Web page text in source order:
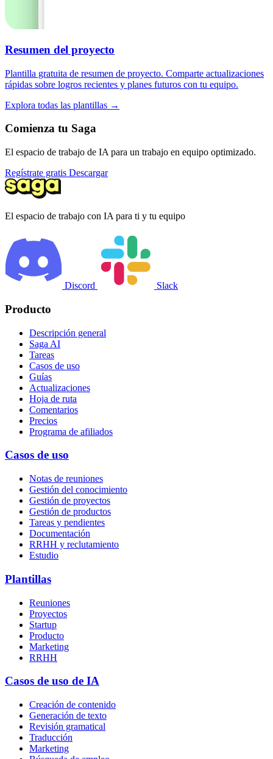
Resumen del proyecto
Plantilla gratuita de resumen de proyecto. Comparte actualizaciones
rápidas sobre logros recientes y planes futuros con tu equipo.
Explora todas las plantillas →
Comienza tu Saga
El espacio de trabajo de IA para un trabajo en equipo optimizado.
Regístrate gratis Descargar
El espacio de trabajo con IA para ti y tu equipo
Discord Slack
Producto
Descripción general
Saga AI
Tareas
Casos de uso
Guías
Actualizaciones
Hoja de ruta
Comentarios
Precios
Programa de afiliados
Casos de uso
Notas de reuniones
Gestión del conocimiento
Gestión de proyectos
Gestión de productos
Tareas y pendientes
Documentación
RRHH y reclutamiento
Estudio
Plantillas
Reuniones
Proyectos
Startup
Producto
Marketing
RRHH
Casos de uso de IA
Creación de contenido
Generación de texto
Revisión gramatical
Traducción
Marketing